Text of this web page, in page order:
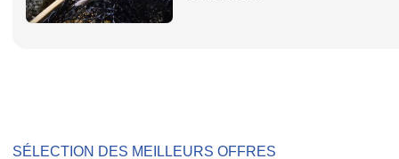
SÉLECTION DES MEILLEURS OFFRES